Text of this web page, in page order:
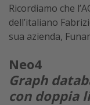
Ricordiamo che
dell’italiano
sua azienda,
Neo4
Graph
con doppia